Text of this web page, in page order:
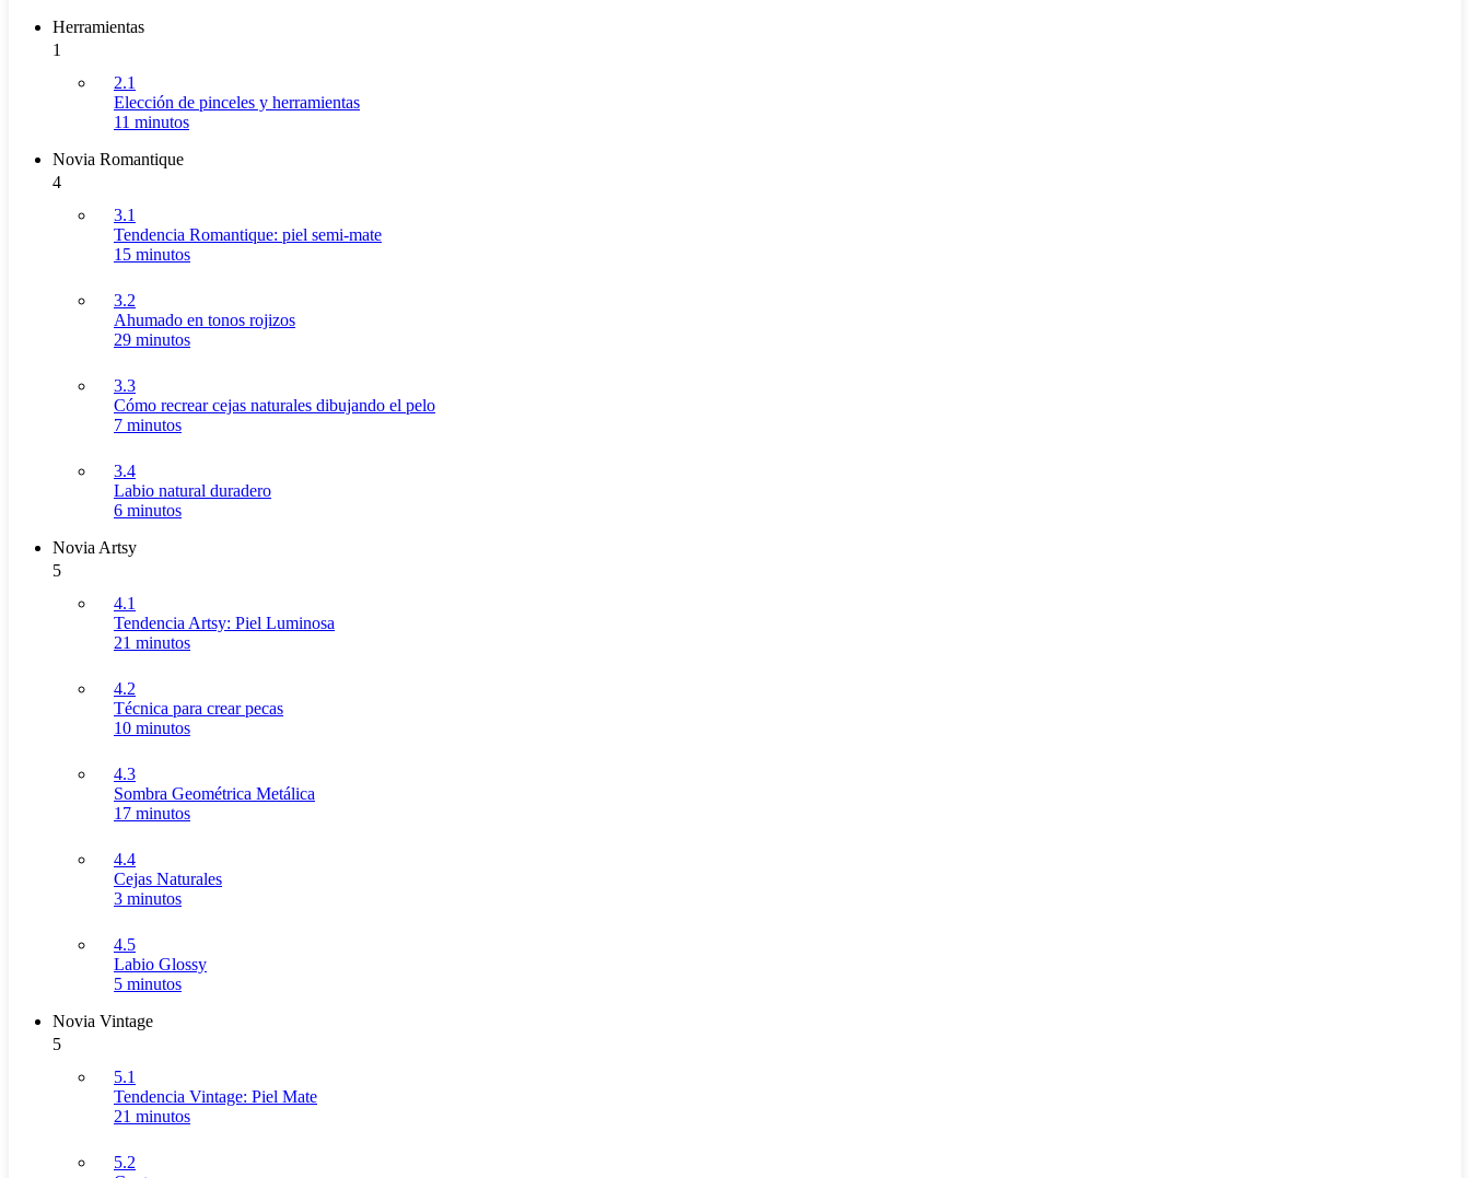
Herramientas
1
2.1
Elección de pinceles y herramientas
11 minutos
Novia Romantique
4
3.1
Tendencia Romantique: piel semi-mate
15 minutos
3.2
Ahumado en tonos rojizos
29 minutos
3.3
Cómo recrear cejas naturales dibujando el pelo
7 minutos
3.4
Labio natural duradero
6 minutos
Novia Artsy
5
4.1
Tendencia Artsy: Piel Luminosa
21 minutos
4.2
Técnica para crear pecas
10 minutos
4.3
Sombra Geométrica Metálica
17 minutos
4.4
Cejas Naturales
3 minutos
4.5
Labio Glossy
5 minutos
Novia Vintage
5
5.1
Tendencia Vintage: Piel Mate
21 minutos
5.2